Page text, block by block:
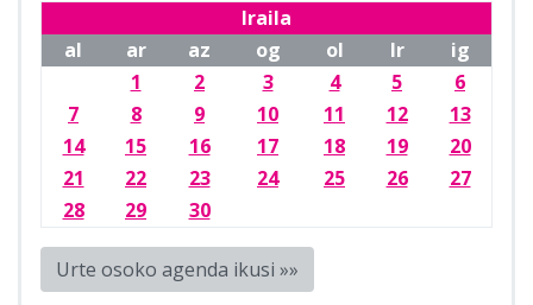
Iraila
al
ar az og ol lr
ig
1
2 3 4 5
6
7
8 9 10 11 12
13
14
15 16 17 18 19
20
21
22 23 24 25 26
27
28
29 30
Urte osoko agenda ikusi »»